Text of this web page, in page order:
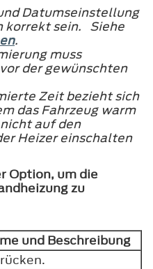
Datumseinstellung
korrekt sein. Siehe
.
muss
der gewünschten
Zeit bezieht sich
das Fahrzeug warm
auf den
Heizer einschalten
Option, um die
zu
und Beschreibung